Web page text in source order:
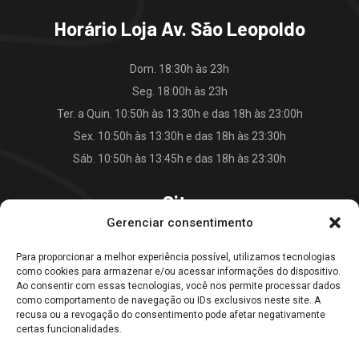
Gerenciar consentimento
Para proporcionar a melhor experiência possível, utilizamos tecnologias
como cookies para armazenar e/ou acessar informações do dispositivo.
Ao consentir com essas tecnologias, você nos permite processar dados
como comportamento de navegação ou IDs exclusivos neste site. A
recusa ou a revogação do consentimento pode afetar negativamente
certas funcionalidades.
Horário Loja Av. São Leopoldo
Dom. 18:30h às 23h
Seg. 18:00h às 23h
Ter. a Quin. 10:50h às 13:30h e das 18h às 23:00h
Sex. 10:50h às 13:30h e das 18h às 23:30h
Sáb. 10:50h às 13:45h e das 18h às 23:30h
Site
Cardápio
Contato
Blog
Galeria Falkão Lanches